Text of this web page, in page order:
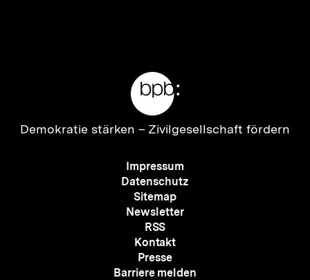
Zur
Demokratie stärken – Zivilgesellschaft fördern
Meta-
Navigation
Impressum
Datenschutz
Sitemap
Newsletter
RSS
Kontakt
Presse
Barriere melden